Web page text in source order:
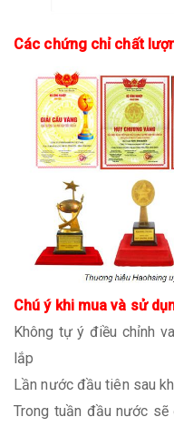
Các chứng chỉ chất
Chú ý khi mua và sử
Không tự ý điều chỉnh
lắp
Lần nước đầu tiên sau
Trong tuần đầu nước